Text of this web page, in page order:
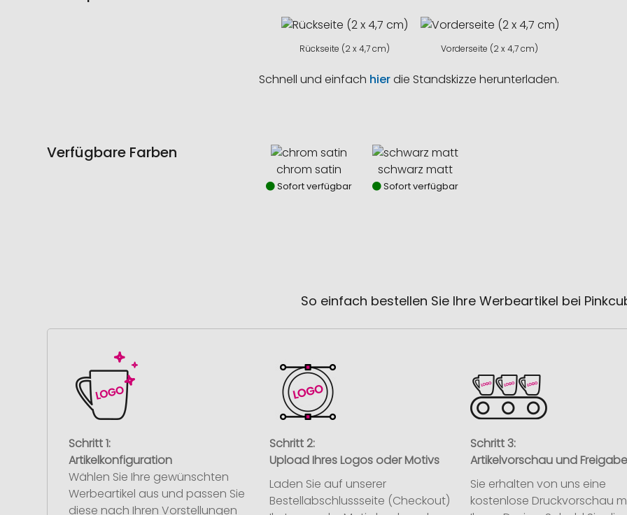
Rückseite (2 x 4,7 cm) Vorderseite (2 x 4,7 cm)
Schnell und einfach hierdie Standskizze herunterladen.
Verfügbare Farben
chrom satin
Sofort verfügbar
schwarz matt
Sofort verfügbar
So einfach bestellen Sie Ihre Werbeartikel bei
Schritt 1:
Artikelkonfiguration
Wählen Sie Ihre gewünschten
Werbeartikel aus und passen Sie
diese nach Ihren Vorstellungen
Schritt 2:
Upload Ihres Logos oder Motivs
Laden Sie auf unserer
Bestellabschlussseite (Checkout)
Schritt 3:
Artikelvorschau und Freigabe
Sie erhalten von uns eine
kostenlose Druckvorschau